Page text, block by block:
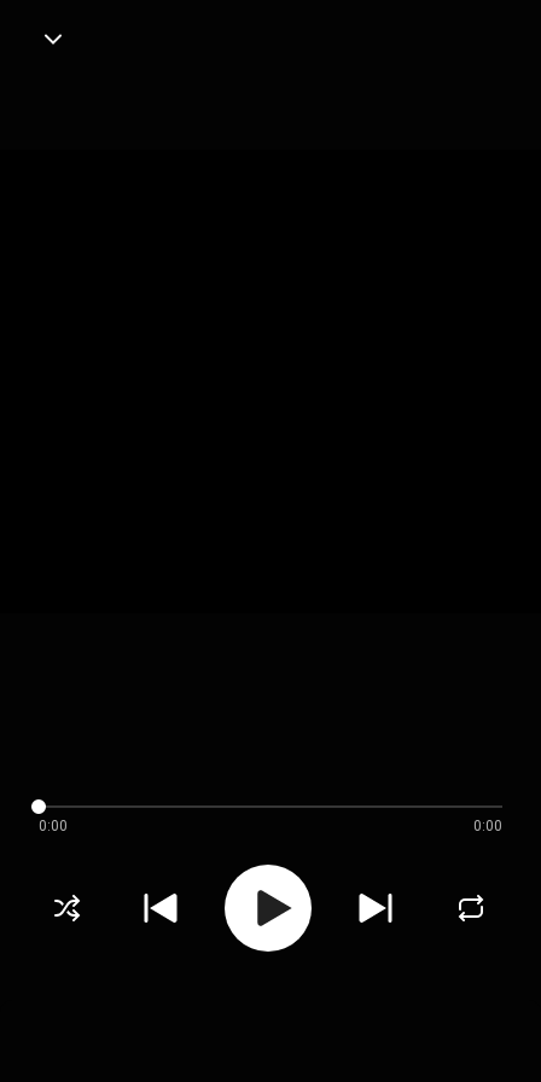
0:00 0:00